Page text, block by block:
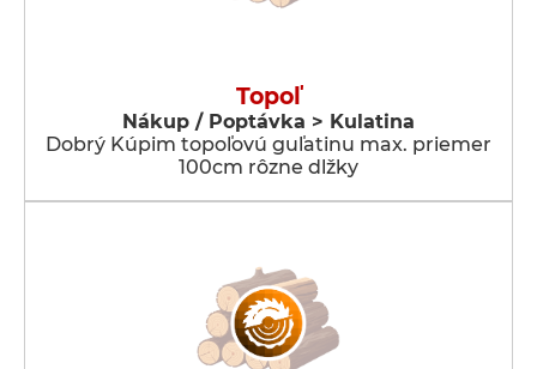
Topoľ
Nákup / Poptávka > Kulatina
Dobrý Kúpim topoľovú guľatinu max. priemer
100cm rôzne dlžky